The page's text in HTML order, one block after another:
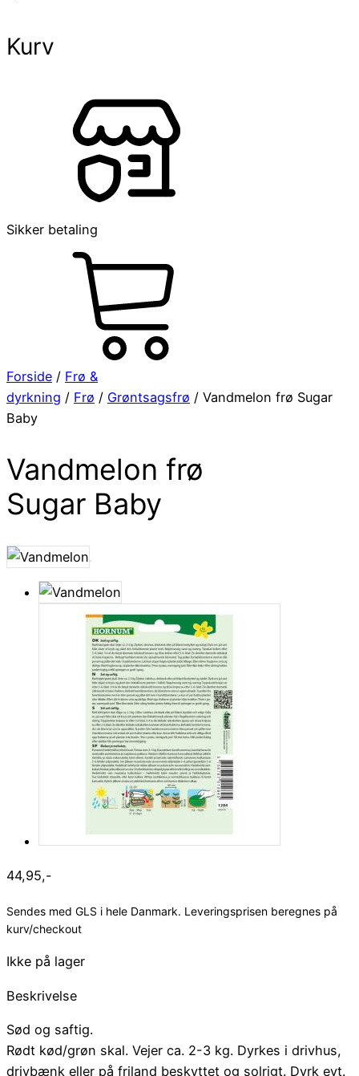
Kurv
Sikker betaling
Forside / Frø &
dyrkning / Frø / Grøntsagsfrø / Vandmelon frø Sugar
Baby
Vandmelon frø
Sugar Baby
44,95,-
Sendes med GLS i hele Danmark. Leveringsprisen beregnes på
kurv/checkout
Ikke på lager
Beskrivelse
Sød og saftig.
Rødt kød/grøn skal. Vejer ca. 2-3 kg. Dyrkes i drivhus,
drivbænk eller på friland beskyttet og solrigt. Dyrk evt.